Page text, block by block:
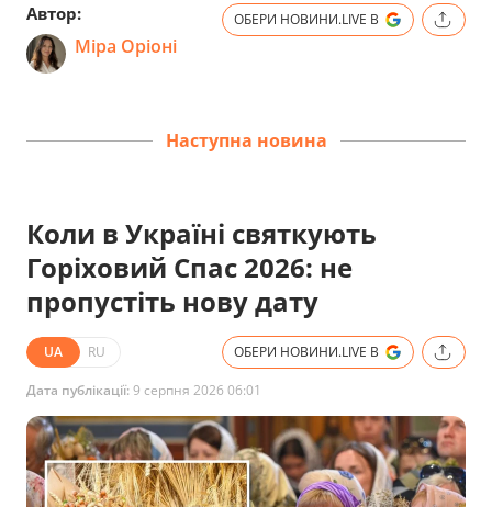
Автор:
Міра Оріоні
ОБЕРИ НОВИНИ.LIVE В
Наступна новина
Коли в Україні святкують
Горіховий Спас 2026: не
пропустіть нову дату
UA RU ОБЕРИ НОВИНИ.LIVE В
Дата публікації:9 серпня 2026 06:01